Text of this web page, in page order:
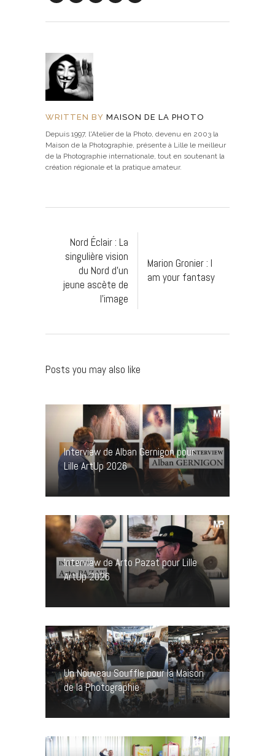
WRITTEN BY MAISON DE LA PHOTO
Depuis 1997, l'Atelier de la Photo, devenu en 2003 la
Maison de la Photographie, présente à Lille le meilleur
de la Photographie internationale, tout en soutenant la
création régionale et la pratique amateur.
Nord Éclair : La
singulière vision
du Nord d'un
jeune ascète de
l'image
Marion Gronier : I
am your fantasy
Posts you may also like
Interview de Alban Gernigon pour
Lille ArtUp 2026
Interview de Arto Pazat pour Lille
ArtUp 2026
Un Nouveau Souffle pour la Maison
de la Photographie